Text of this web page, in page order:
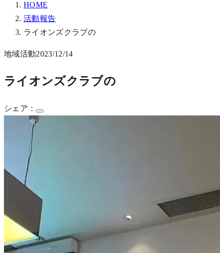
HOME
活動報告
ライオンズクラブの
地域活動2023/12/14
ライオンズクラブの
シェア：